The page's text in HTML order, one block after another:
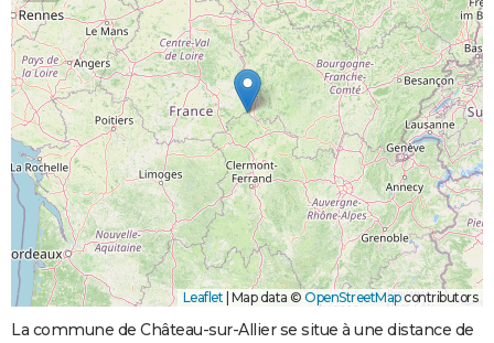
Leaflet Map data © OpenStreetMapcontributors
La commune de Château-sur-Allier se situe à une distance de